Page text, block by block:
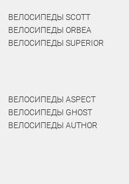
ВЕЛОСИПЕДЫ SCOTT
ВЕЛОСИПЕДЫ ORBEA
ВЕЛОСИПЕДЫ SUPERIOR
ВЕЛОСИПЕДЫ ASPECT
ВЕЛОСИПЕДЫ GHOST
ВЕЛОСИПЕДЫ AUTHOR